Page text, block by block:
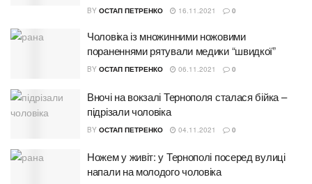
BY ОСТАП ПЕТРЕНКО 16.11.2021 0
Чоловіка із множинними ножовими
пораненнями рятували медики “швидкої”
BY ОСТАП ПЕТРЕНКО 06.11.2021 0
Вночі на вокзалі Тернополя сталася бійка –
підрізали чоловіка
BY ОСТАП ПЕТРЕНКО 04.11.2021 0
Ножем у живіт: у Тернополі посеред вулиці
напали на молодого чоловіка